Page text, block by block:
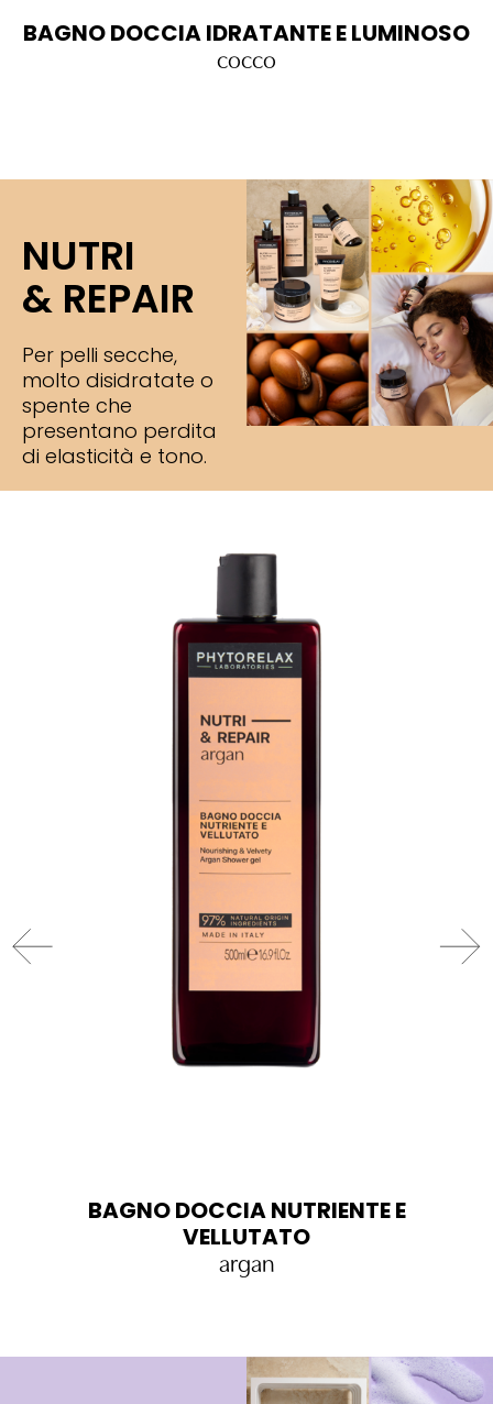
BAGNO DOCCIA IDRATANTE E LUMINOSO
cocco
NUTRI
& REPAIR
Per pelli secche,
molto disidratate o
spente che
presentano perdita
di elasticità e tono.
BAGNO DOCCIA NUTRIENTE E
VELLUTATO
argan